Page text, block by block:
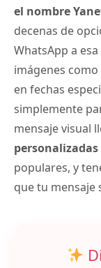
el nombre
decenas de
WhatsApp a
imágenes
en fechas
simplemente
mensaje visual
populares, y
que tu mensaje